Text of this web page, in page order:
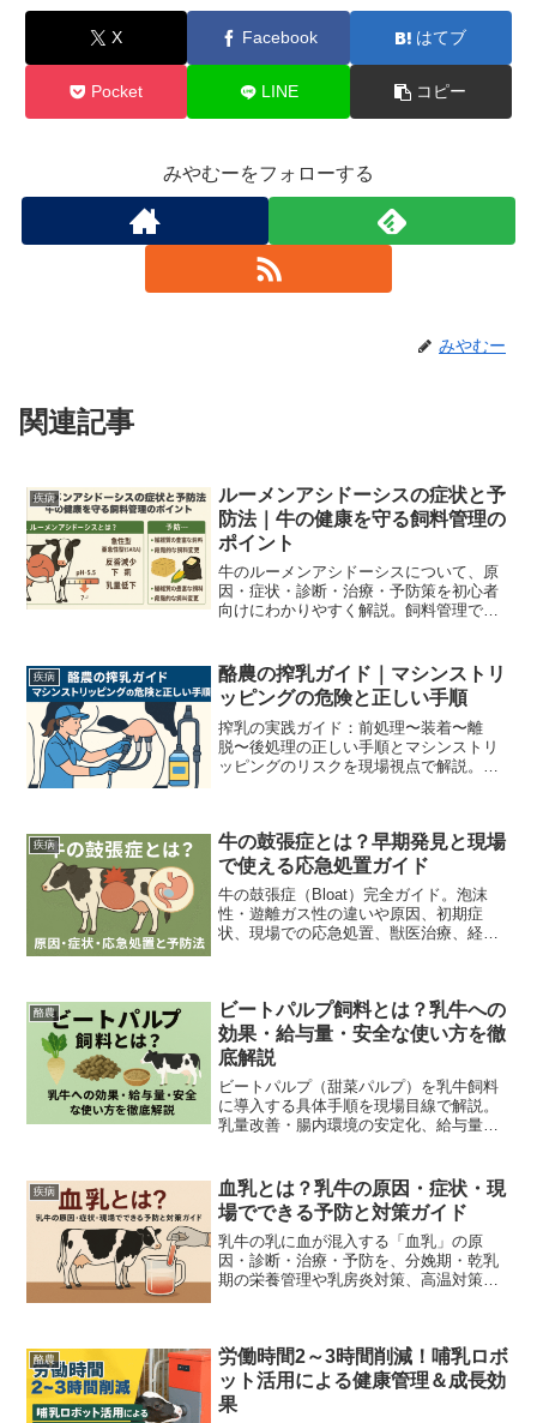
X Facebook はてブ
Pocket LINE コピー
みやむーをフォローする
みやむー
関連記事
疾病
ルーメンアシドーシスの症状と予
防法｜牛の健康を守る飼料管理の
ポイント
牛のルーメンアシドーシスについて、原
因・症状・診断・治療・予防策を初心者
向けにわかりやすく解説。飼料管理で生
疾病
酪農の搾乳ガイド｜マシンストリ
ッピングの危険と正しい手順
搾乳の実践ガイド：前処理〜装着〜離
脱〜後処理の正しい手順とマシンストリ
ッピングのリスクを現場視点で解説。乳
疾病
牛の鼓張症とは？早期発見と現場
で使える応急処置ガイド
牛の鼓張症（Bloat）完全ガイド。泡沫
性・遊離ガス性の違いや原因、初期症
状、現場での応急処置、獣医治療、経営
酪農
ビートパルプ飼料とは？乳牛への
効果・給与量・安全な使い方を徹
底解説
ビートパルプ（甜菜パルプ）を乳牛飼料
に導入する具体手順を現場目線で解説。
乳量改善・腸内環境の安定化、給与量目
疾病
血乳とは？乳牛の原因・症状・現
場でできる予防と対策ガイド
乳牛の乳に血が混入する「血乳」の原
因・診断・治療・予防を、分娩期・乾乳
期の栄養管理や乳房炎対策、高温対策ま
酪農
労働時間2～3時間削減！哺乳ロボ
ット活用による健康管理＆成長効
果